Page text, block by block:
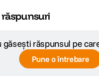
90 de secunde)
are un indicator luminos LED
a imprimantei
C integrat pentru incarcare
numai cu film instant INSTAX
instantanee INSTAX
găsești răspunsul pe
Pune o întrebare